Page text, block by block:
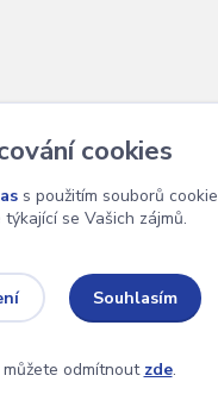
cookies
s použitím souborů
se Vašich zájmů.
Souhlasím
odmítnout zde.